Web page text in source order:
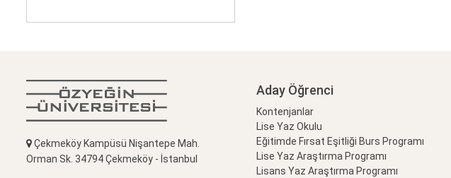
Çekmeköy Kampüsü Nişantepe Mah.
Orman Sk. 34794 Çekmeköy - İstanbul
Aday Öğrenci
Kontenjanlar
Lise Yaz Okulu
Eğitimde Fırsat Eşitliği Burs Programı
Lise Yaz Araştırma Programı
Lisans Yaz Araştırma Programı